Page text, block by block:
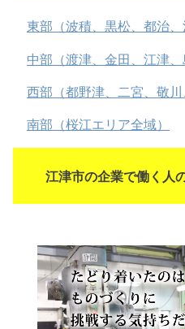
東部（波積、黒松、都治、
中部（渡津、金田、江津、
西部（都野津、二宮、敬川
南部（桜江エリア全域）
江津市の企業で働く人